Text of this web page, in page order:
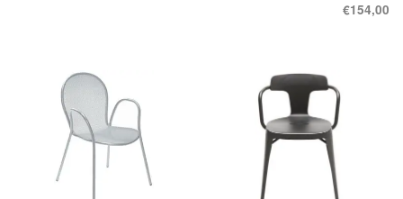
€154,00